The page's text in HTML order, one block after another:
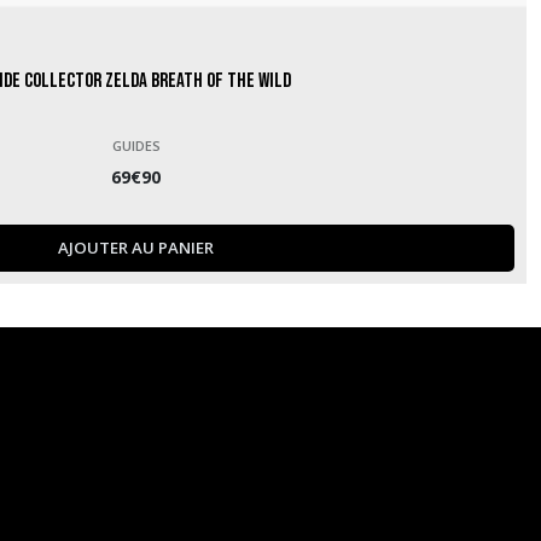
Collector Zelda Breath of the Wild
GUIDES
69€90
AJOUTER AU PANIER